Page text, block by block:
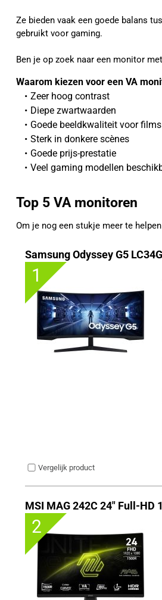
Ze bieden vaak een goede balans
gebruikt voor gaming.
Ben je op zoek naar een monitor
Waarom kiezen voor een VA
Zeer hoog contrast
Diepe zwartwaarden
Goede beeldkwaliteit voor films
Sterk in donkere scènes
Goede prijs-prestatie
Veel gaming modellen
Top 5 VA monitoren
Om je nog een stukje meer te
Samsung Odyssey G5
1
Vergelijk product
MSI MAG 242C 24" Full-HD
2